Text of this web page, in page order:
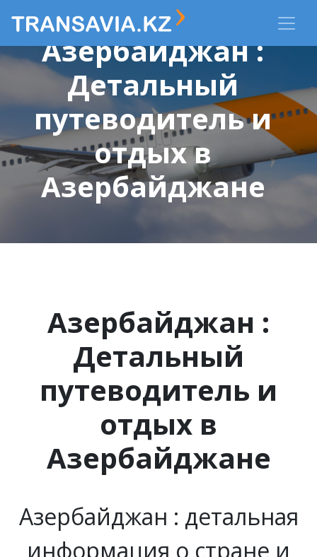
Азербайджан :
Детальный
путеводитель и
отдых в
Азербайджане
Азербайджан :
Детальный
путеводитель и
отдых в
Азербайджане
Азербайджан : детальная
информация о стране и